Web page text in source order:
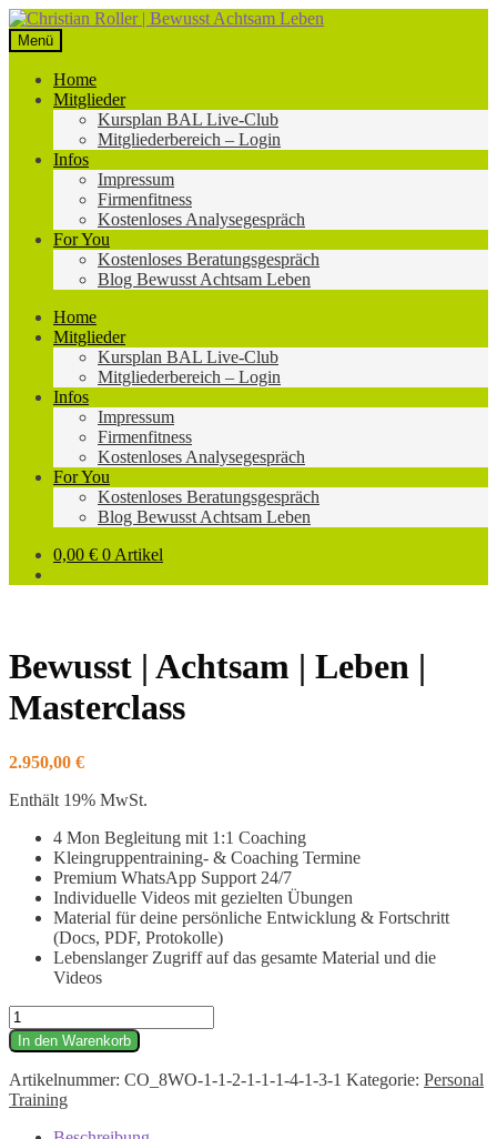
Zur
Navigation
springen
Zum
Inhalt
springen
Menü
Home
Mitglieder
Kursplan BAL Live-Club
Mitgliederbereich – Login
Infos
Impressum
Firmenfitness
Kostenloses Analysegespräch
For You
Kostenloses Beratungsgespräch
Blog Bewusst Achtsam Leben
Home
Mitglieder
Kursplan BAL Live-Club
Mitgliederbereich – Login
Infos
Impressum
Firmenfitness
Kostenloses Analysegespräch
For You
Kostenloses Beratungsgespräch
Blog Bewusst Achtsam Leben
0,00 € 0 Artikel
Bewusst | Achtsam | Leben |
Masterclass
2.950,00 €
Enthält 19% MwSt.
4 Mon Begleitung mit 1:1 Coaching
Kleingruppentraining- & Coaching Termine
Premium WhatsApp Support 24/7
Individuelle Videos mit gezielten Übungen
Material für deine persönliche Entwicklung & Fortschritt
(Docs, PDF, Protokolle)
Lebenslanger Zugriff auf das gesamte Material und die
Videos
Bewusst
|
Achtsam
Leben
|
Masterclass
In den Warenkorb
Artikelnummer: CO_8WO-1-1-2-1-1-1-4-1-3-1 Kategorie: Personal
Training